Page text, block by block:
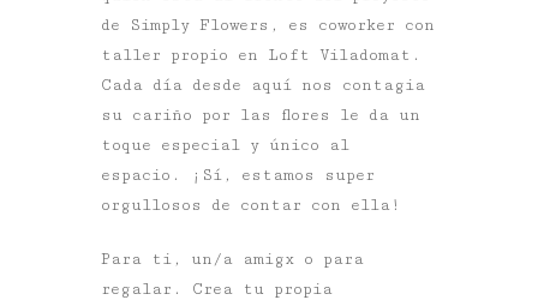
de Simply Flowers, es coworker con
taller propio en Loft Viladomat.
Cada día desde aquí nos contagia
su cariño por las flores le da un
toque especial y único al
espacio. ¡Sí, estamos super
orgullosos de contar con ella!
Para ti, un/a amigx o para
regalar. Crea tu propia